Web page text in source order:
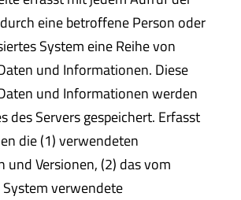
eine betroffene Person oder
System eine Reihe von
und Informationen. Diese
und Informationen werden
des Servers gespeichert. Erfasst
die (1) verwendeten
und Versionen, (2) das vom
verwendete